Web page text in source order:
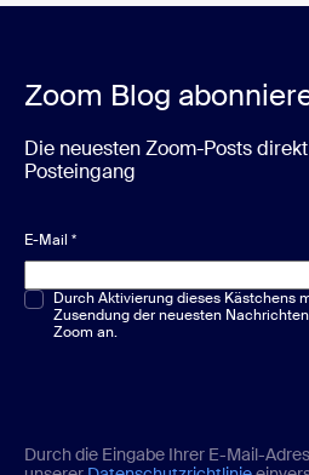
Zoom Blog
Die neuesten Zoom-Posts
Posteingang
E-Mail *
Multiple-Choice oder Single-Choice*
Durch Aktivierung dieses Kästchens
Zusendung der neuesten
Zoom an.
Durch die Eingabe Ihrer E-Mail-